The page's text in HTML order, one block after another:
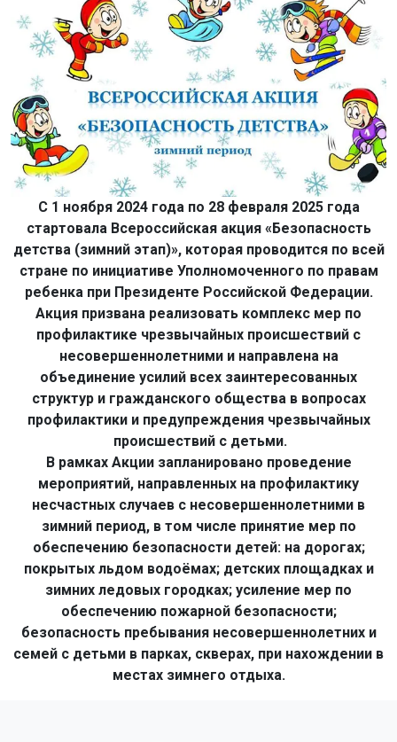
С 1 ноября 2024 года по 28 февраля 2025 года
стартовала Всероссийская акция «Безопасность
детства (зимний этап)», которая проводится по всей
стране по инициативе Уполномоченного по правам
ребенка при Президенте Российской Федерации.
Акция призвана реализовать комплекс мер по
профилактике чрезвычайных происшествий с
несовершеннолетними и направлена на
объединение усилий всех заинтересованных
структур и гражданского общества в вопросах
профилактики и предупреждения чрезвычайных
происшествий с детьми.
В рамках Акции запланировано проведение
мероприятий, направленных на профилактику
несчастных случаев с несовершеннолетними в
зимний период, в том числе принятие мер по
обеспечению безопасности детей: на дорогах;
покрытых льдом водоёмах; детских площадках и
зимних ледовых городках; усиление мер по
обеспечению пожарной безопасности;
безопасность пребывания несовершеннолетних и
семей с детьми в парках, скверах, при нахождении в
местах зимнего отдыха.